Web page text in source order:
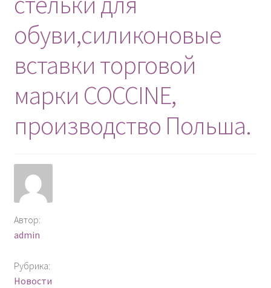
обуви,силиконовые
вставки торговой
марки COCCINE,
производство Польша.
Автор:
admin
Рубрика:
Новости